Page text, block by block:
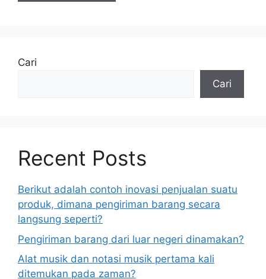
Cari
Cari
Recent Posts
Berikut adalah contoh inovasi penjualan suatu
produk, dimana pengiriman barang secara
langsung seperti?
Pengiriman barang dari luar negeri dinamakan?
Alat musik dan notasi musik pertama kali
ditemukan pada zaman?